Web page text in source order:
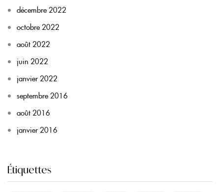
décembre 2022
octobre 2022
août 2022
juin 2022
janvier 2022
septembre 2016
août 2016
janvier 2016
Étiquettes